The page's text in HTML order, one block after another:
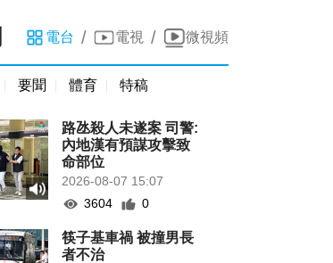
電台 / 電視 / 微視頻
要聞 體育 特稿
路氹殺人未遂案 司警:
內地漢有預謀攻擊致
命部位
2026-08-07 15:07
3604
0
筷子基車禍 被撞男長
者不治